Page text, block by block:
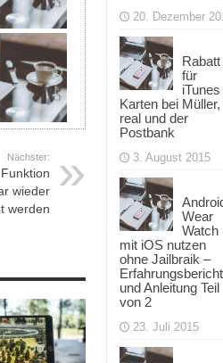
Nächster:
wieder
werden
20. Dezember
Rabatt
für
iTunes
Karten bei Müller,
real und der
Postbank
3. August 2015
Wear
Watch
mit iOS nutzen
ohne Jailbraik –
Erfahrungsbericht
und Anleitung Teil
von 2
23. Juli 2015